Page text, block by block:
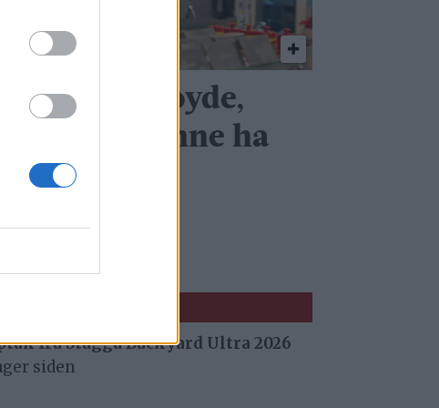
– Vi er fornøyde,
men det kunne ha
gått bedre
fra Stuggu Backyard Ultra 2026
siden